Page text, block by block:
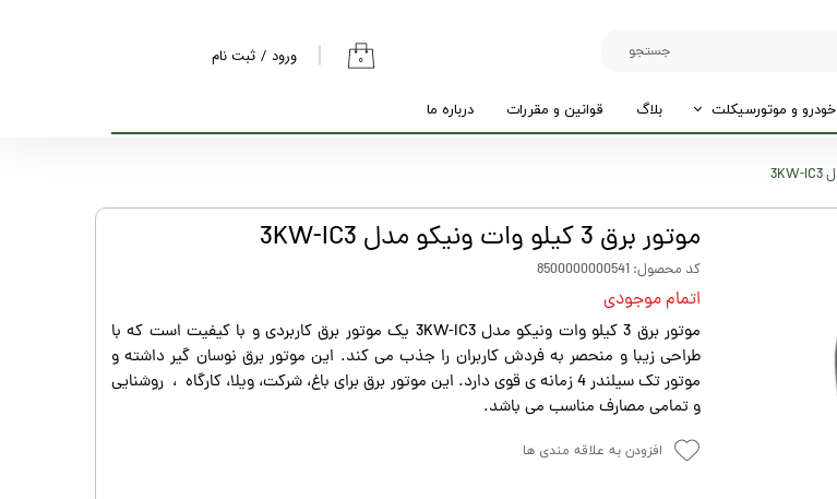
جستجو ۰ ورود / ثبت نام
تغییر گذر واژه
خروج از حساب
کاربری
خودرو و موتورسیکلت بلاگ قوانین و مقررات درباره ما
موتور برق 3 کیلو وات ونیکو مدل 3KW-IC3
کد محصول: 8500000000541
اتمام موجودی
موتور برق 3 کیلو وات ونیکو مدل 3KW-IC3 یک موتور برق کاربردی و با کیفیت است که با
طراحی زیبا و منحصر به فردش کاربران را جذب می کند. این موتور برق نوسان گیر داشته و
موتور تک سیلندر 4 زمانه ی قوی دارد. این موتور برق برای باغ، شرکت، ویلا، کارگاه ، روشنایی
و تمامی مصارف مناسب می باشد.
افزودن به علاقه مندی ها